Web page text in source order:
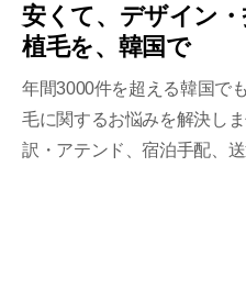
安くて、デザイン
植毛を、韓国で
年間3000件を超える韓国で
毛に関するお悩みを解決し
訳・アテンド、宿泊手配、